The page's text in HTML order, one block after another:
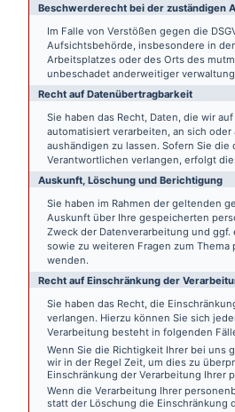
Beschwerde­recht bei der zuständigen
Im Falle von Verstößen gegen die
Aufsichtsbehörde, insbesondere in
Arbeitsplatzes oder des Orts des
unbeschadet anderweitiger
Recht auf Daten­übertrag­barkeit
Sie haben das Recht, Daten, die wir
automatisiert verarbeiten, an sich
aushändigen zu lassen. Sofern Sie
Verantwortlichen verlangen, erfolgt
Auskunft, Löschung und Berichtigung
Sie haben im Rahmen der geltenden
Auskunft über Ihre gespeicherten
Zweck der Datenverarbeitung und
sowie zu weiteren Fragen zum
wenden.
Recht auf Einschränkung der
Sie haben das Recht, die
verlangen. Hierzu können Sie sich
Verarbeitung besteht in folgenden
Wenn Sie die Richtigkeit Ihrer bei
wir in der Regel Zeit, um dies zu
Einschränkung der Verarbeitung Ihrer
Wenn die Verarbeitung Ihrer
statt der Löschung die Einschränkung